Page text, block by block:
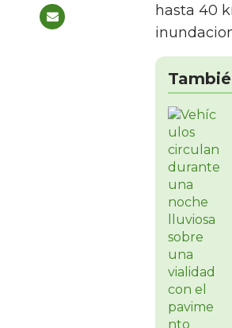
hasta 40